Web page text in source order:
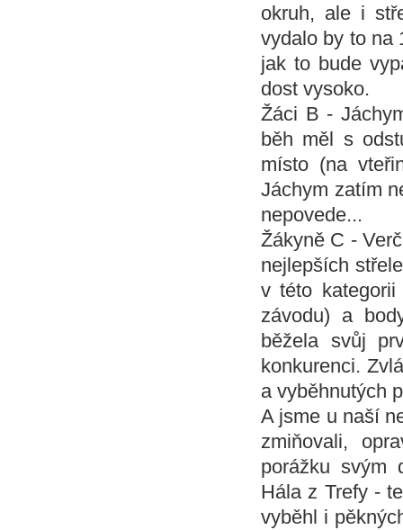
okruh, ale i
vydalo by to na
jak to bude
dost vysoko.
Žáci B -
běh měl s
místo (na
Jáchym zatím
nepovede...
Žákyně C -
nejlepších
v této kategorii
závodu) a
běžela svůj
konkurenci.
a vyběhnutých
A jsme u naší
zmiňovali,
porážku svým
Hála z Trefy -
vyběhl i